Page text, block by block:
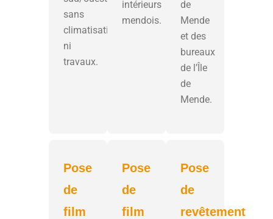
sans
climatisation
ni
travaux.
intérieurs
mendois.
de
Mende
et des
bureaux
de l’Île
de
Mende.
Pose
de
film
Pose
de
film
Pose
de
revêtement